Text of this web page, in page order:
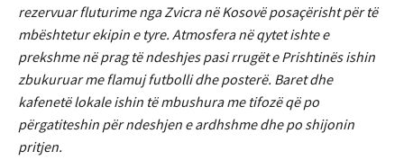
rezervuar fluturime nga Zvicra në Kosovë posaçërisht për të
mbështetur ekipin e tyre. Atmosfera në qytet ishte e
prekshme në prag të ndeshjes pasi rrugët e Prishtinës ishin
zbukuruar me flamuj futbolli dhe posterë. Baret dhe
kafenetë lokale ishin të mbushura me tifozë që po
përgatiteshin për ndeshjen e ardhshme dhe po shijonin
pritjen.